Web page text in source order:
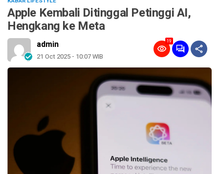
Apple Kembali Ditinggal Petinggi AI,
Hengkang ke Meta
admin
21 Oct 2025 - 10:07 WIB
19